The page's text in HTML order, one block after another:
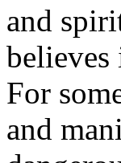
and
believes
For
and